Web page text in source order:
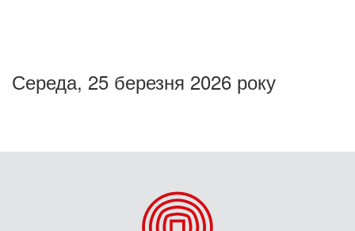
Середа, 25 березня 2026 року